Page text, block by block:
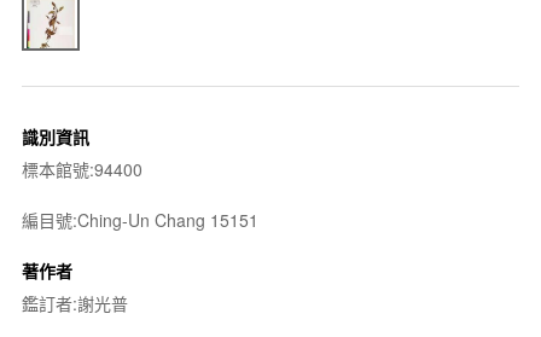
識別資訊
標本館號:94400
編目號:Ching-Un Chang 15151
著作者
鑑訂者:謝光普